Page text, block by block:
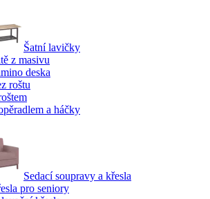
Šatní lavičky
z masivu
deska
roštu
a háčky
Sedací soupravy a křesla
pro seniory